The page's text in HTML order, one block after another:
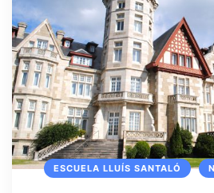
ESCUELA LLUÍS SANTALÓ